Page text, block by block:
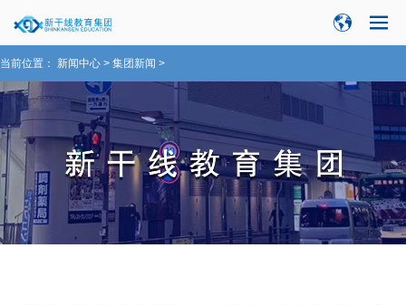
当前位置： 新闻中心 > 集团新闻 >